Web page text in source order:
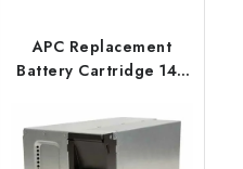
APC Replacement
Battery Cartridge 143